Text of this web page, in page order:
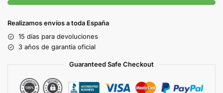
Realizamos envíos a toda España
15 días para devoluciones
3 años de garantía oficial
Guaranteed Safe Checkout